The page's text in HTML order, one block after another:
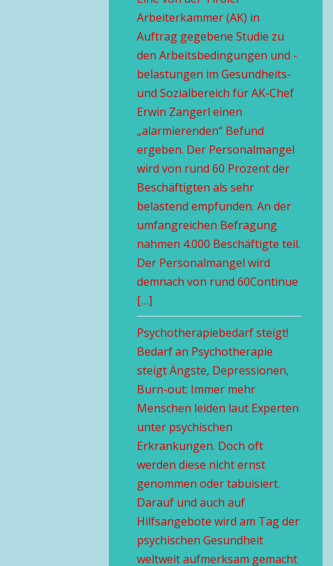
Arbeiterkammer (AK) in
Auftrag gegebene Studie zu
den Arbeitsbedingungen und -
belastungen im Gesundheits-
und Sozialbereich für AK-Chef
Erwin Zangerl einen
„alarmierenden“ Befund
ergeben. Der Personalmangel
wird von rund 60 Prozent der
Beschäftigten als sehr
belastend empfunden. An der
umfangreichen Befragung
nahmen 4.000 Beschäftigte teil.
Der Personalmangel wird
demnach von rund 60Continue
[…]
Psychotherapiebedarf steigt!
Bedarf an Psychotherapie
steigt Ängste, Depressionen,
Burn-out: Immer mehr
Menschen leiden laut Experten
unter psychischen
Erkrankungen. Doch oft
werden diese nicht ernst
genommen oder tabuisiert.
Darauf und auch auf
Hilfsangebote wird am Tag der
psychischen Gesundheit
weltweit aufmerksam gemacht